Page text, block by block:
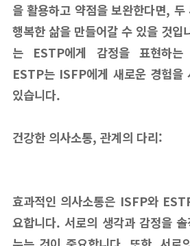
을 활용하고 약점을 보완한다면,
행복한 삶을 만들어갈 수 있을 것
는 ESTP에게 감정을 표현하는
ESTP는 ISFP에게 새로운 경험을
있습니다.
건강한 의사소통, 관계의 다리:
효과적인 의사소통은 ISFP와
요합니다. 서로의 생각과 감정을